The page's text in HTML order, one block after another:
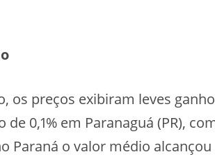
os preços exibiram leves
0,1% em Paranaguá (PR),
Paraná o valor médio alcançou